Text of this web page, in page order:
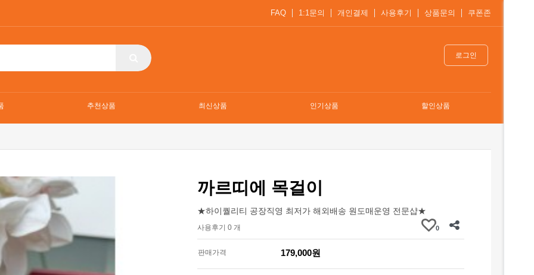
FAQ 1:1문의 개인결제 사용후기 상품문의 쿠폰존
로그인
추천상품 최신상품 인기상품 할인상품
까르띠에 목걸이
★하이퀄리티 공장직영 최저가 해외배송 원도매운영 전문샵★
사용후기 0 개 0
판매가격 179,000원